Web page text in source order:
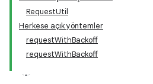
RequestUtil
Herkese açık yöntemler
requestWithBackoff
requestWithBackoff